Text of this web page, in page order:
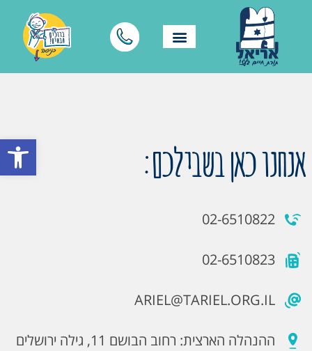
פתח אנחנו כאן בשבילכם:
02-6510822
02-6510823
ARIEL@TARIEL.ORG.IL
ההנהלה הארצית: רחוב הבושם 11, גילה ירושלים